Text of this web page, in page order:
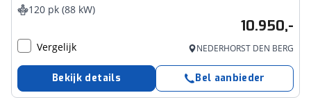
120 pk (88 kW)
10.950,-
Vergelijk NEDERHORST DEN BERG
Bekijk details Bel aanbieder